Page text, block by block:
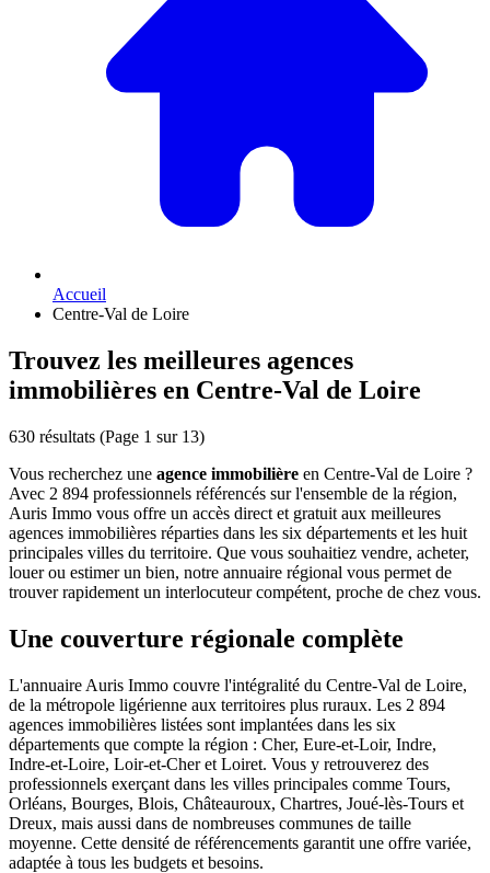
Accueil
Centre-Val de Loire
Trouvez les meilleures agences
immobilières en Centre-Val de Loire
630 résultats (Page 1 sur 13)
Vous recherchez une agence immobilière en Centre-Val de Loire ?
Avec 2 894 professionnels référencés sur l'ensemble de la région,
Auris Immo vous offre un accès direct et gratuit aux meilleures
agences immobilières réparties dans les six départements et les huit
principales villes du territoire. Que vous souhaitiez vendre, acheter,
louer ou estimer un bien, notre annuaire régional vous permet de
trouver rapidement un interlocuteur compétent, proche de chez vous.
Une couverture régionale complète
L'annuaire Auris Immo couvre l'intégralité du Centre-Val de Loire,
de la métropole ligérienne aux territoires plus ruraux. Les 2 894
agences immobilières listées sont implantées dans les six
départements que compte la région : Cher, Eure-et-Loir, Indre,
Indre-et-Loire, Loir-et-Cher et Loiret. Vous y retrouverez des
professionnels exerçant dans les villes principales comme Tours,
Orléans, Bourges, Blois, Châteauroux, Chartres, Joué-lès-Tours et
Dreux, mais aussi dans de nombreuses communes de taille
moyenne. Cette densité de référencements garantit une offre variée,
adaptée à tous les budgets et besoins.